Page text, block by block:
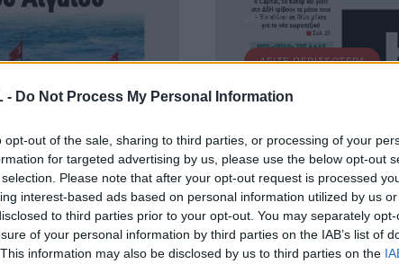
- Do Not Process My Personal Information
opt-out of the sale, sharing to third parties, or processing of your
for targeted advertising by us, please use the below opt-out
Please note that after your opt-out request is processed
interest-based ads based on personal information utilized by us
to third parties prior to your opt-out. You may separately
of your personal information by third parties on the IAB’s list of
information may also be disclosed by us to third parties on the
21 ΜΑΪ́ΟΥ, 2026
ΔΕΊΤΕ ΠΕΡΙΣΣΌΤΕΡΑ
ΣΤΟ NEWSLETTER ΜΑΣ ΓΙΑ ΝΑ ΛΑΜΒΑΝΕΤΕ ΤΗΝ